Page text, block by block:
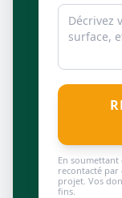
En soumettant
recontacté
projet. Vos
fins.